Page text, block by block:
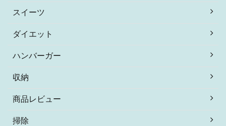
スイーツ
ダイエット
ハンバーガー
収納
商品レビュー
掃除